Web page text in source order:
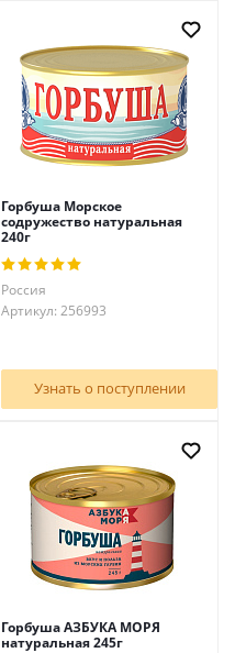
Горбуша Морское
содружество натуральная
240г
Россия
Артикул: 256993
Узнать о поступлении
Горбуша АЗБУКА МОРЯ
натуральная 245г